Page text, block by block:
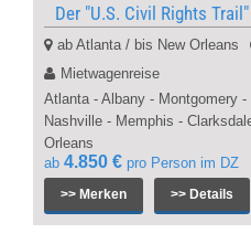
Der "U.S. Civil Rights
ab Atlanta / bis New Orleans
Mietwagenreise
Atlanta - Albany - Montgomery
Nashville - Memphis -
Orleans
ab 4.850 € pro Person im DZ
>> Merken >> Details